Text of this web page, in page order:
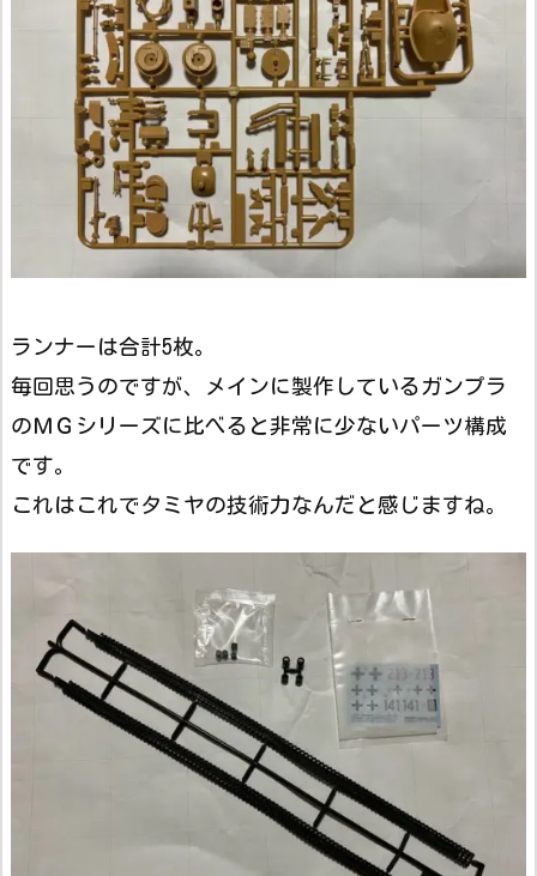
ランナーは合計5枚。
毎回思うのですが、メインに製作しているガンプラ
のＭＧシリーズに比べると非常に少ないパーツ構成
です。
これはこれでタミヤの技術力なんだと感じますね。